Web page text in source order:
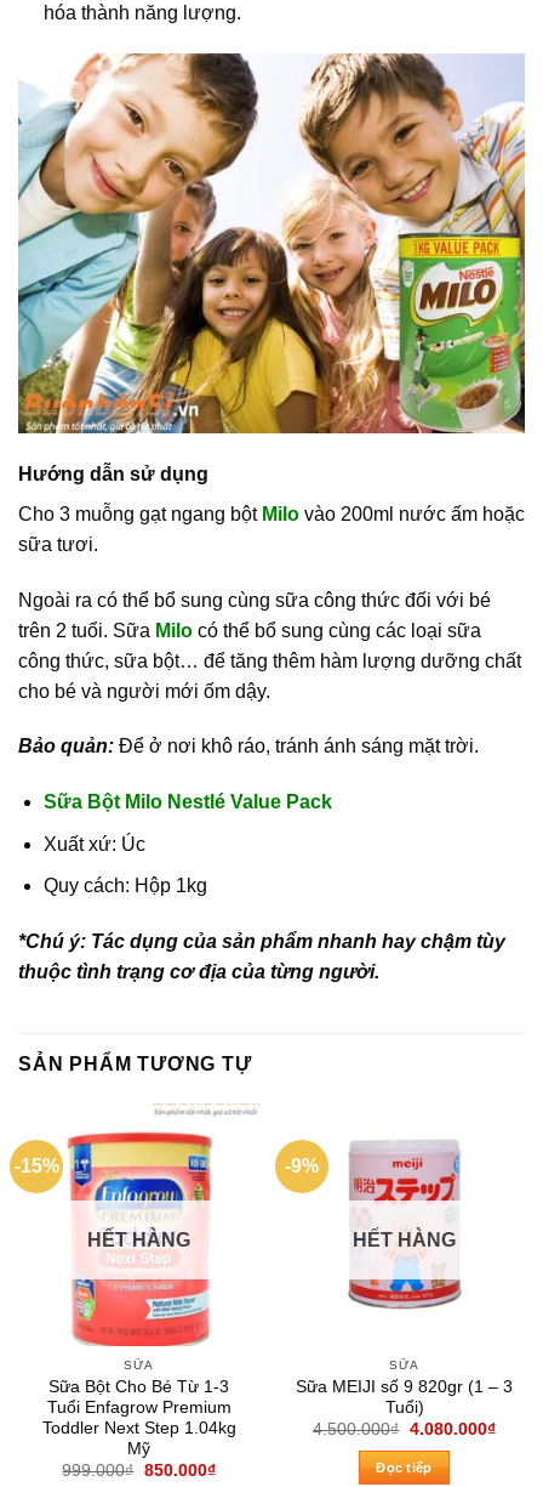
hóa thành năng lượng.
Hướng dẫn sử dụng
Cho 3 muỗng gạt ngang bột Milo vào 200ml nước ấm hoặc
sữa tươi.
Ngoài ra có thể bổ sung cùng sữa công thức đối với bé
trên 2 tuổi. Sữa Milo có thể bổ sung cùng các loại sữa
công thức, sữa bột… để tăng thêm hàm lượng dưỡng chất
cho bé và người mới ốm dậy.
Bảo quản: Để ở nơi khô ráo, tránh ánh sáng mặt trời.
Sữa Bột Milo Nestlé Value Pack
Xuất xứ: Úc
Quy cách: Hộp 1kg
*Chú ý: Tác dụng của sản phẩm nhanh hay chậm tùy
thuộc tình trạng cơ địa của từng người.
SẢN PHẨM TƯƠNG TỰ
-15%
HẾT HÀNG
SỮA
Sữa Bột Cho Bé Từ 1-3
Tuổi Enfagrow Premium
Toddler Next Step 1.04kg
Mỹ
999.000₫ Giá
850.000₫Giá
-9%
HẾT HÀNG
SỮA
Sữa MEIJI số 9 820gr (1 – 3
Tuổi)
4.500.000₫ Giá
là:
4.500.000₫.
4.080.000₫Giá
Đọc tiếp